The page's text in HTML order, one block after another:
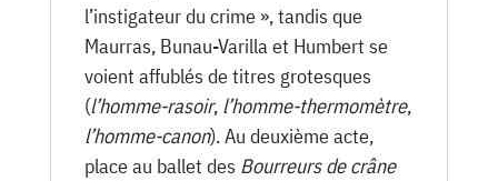
l’instigateur du crime », tandis que
Maurras, Bunau-Varilla et Humbert se
voient affublés de titres grotesques
(l’homme-rasoir, l’homme-thermomètre,
l’homme-canon). Au deuxième acte,
place au ballet des Bourreurs de crâne